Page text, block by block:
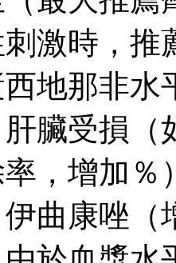
激時，
地那非水
肝臟受損
，增加％
曲康唑（